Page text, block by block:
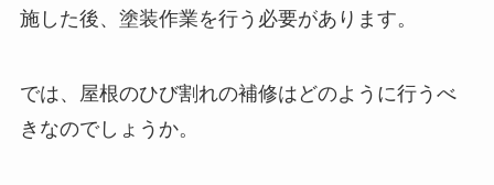
施した後、塗装作業を行う必要があります。
では、屋根のひび割れの補修はどのように行うべ
きなのでしょうか。